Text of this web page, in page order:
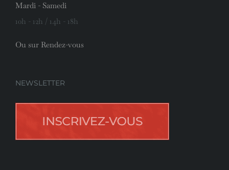
Mardi - Samedi
10h - 12h / 14h - 18h
Ou sur Rendez-vous
NEWSLETTER